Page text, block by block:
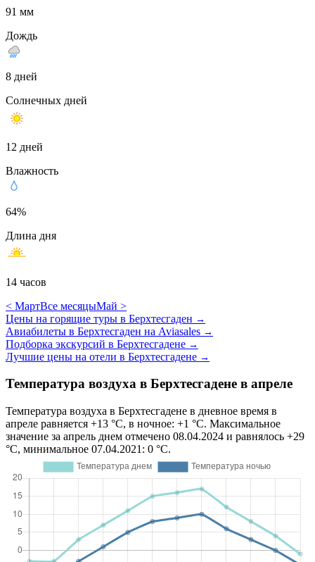
91 мм
Дождь
8 дней
Солнечных дней
12 дней
Влажность
64%
Длина дня
14 часов
< МартВсе месяцыМай >
Цены на горящие туры в Берхтесгаден →
Авиабилеты в Берхтесгаден на Aviasales →
Подборка экскурсий в Берхтесгадене →
Лучшие цены на отели в Берхтесгадене →
Температура воздуха в Берхтесгадене в апреле
Температура воздуха в Берхтесгадене в дневное время в
апреле равняется +13 °C, в ночное: +1 °C. Максимальное
значение за апрель днем отмечено 08.04.2024 и равнялось +29
°C, минимальное 07.04.2021: 0 °C.